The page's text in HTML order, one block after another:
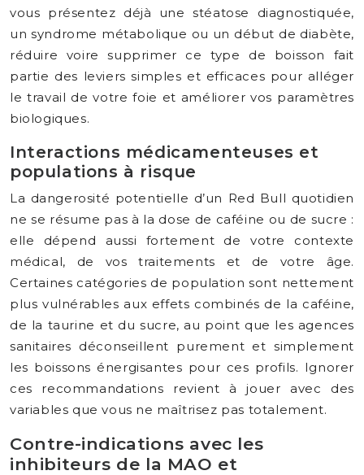
vous présentez déjà une stéatose diagnostiquée,
un syndrome métabolique ou un début de diabète,
réduire voire supprimer ce type de boisson fait
partie des leviers simples et efficaces pour alléger
le travail de votre foie et améliorer vos paramètres
biologiques.
Interactions médicamenteuses et
populations à risque
La dangerosité potentielle d’un Red Bull quotidien
ne se résume pas à la dose de caféine ou de sucre :
elle dépend aussi fortement de votre contexte
médical, de vos traitements et de votre âge.
Certaines catégories de population sont nettement
plus vulnérables aux effets combinés de la caféine,
de la taurine et du sucre, au point que les agences
sanitaires déconseillent purement et simplement
les boissons énergisantes pour ces profils. Ignorer
ces recommandations revient à jouer avec des
variables que vous ne maîtrisez pas totalement.
Contre-indications avec les
inhibiteurs de la MAO et